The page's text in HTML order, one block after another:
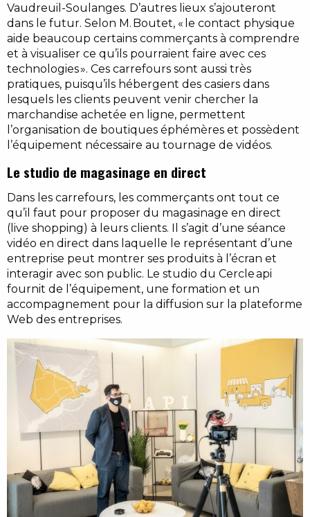
Vaudreuil-Soulanges. D’autres lieux s’ajouteront
dans le futur. Selon M. Boutet, « le contact physique
aide beaucoup certains commerçants à comprendre
et à visualiser ce qu’ils pourraient faire avec ces
technologies ». Ces carrefours sont aussi très
pratiques, puisqu’ils hébergent des casiers dans
lesquels les clients peuvent venir chercher la
marchandise achetée en ligne, permettent
l’organisation de boutiques éphémères et possèdent
l’équipement nécessaire au tournage de vidéos.
Le studio de magasinage en direct
Dans les carrefours, les commerçants ont tout ce
qu’il faut pour proposer du magasinage en direct
(live shopping) à leurs clients. Il s’agit d’une séance
vidéo en direct dans laquelle le représentant d’une
entreprise peut montrer ses produits à l’écran et
interagir avec son public. Le studio du Cercle api
fournit de l’équipement, une formation et un
accompagnement pour la diffusion sur la plateforme
Web des entreprises.